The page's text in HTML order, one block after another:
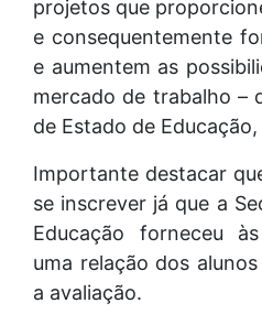
projetos que
e consequentemente
e aumentem as
mercado de trabalho –
de Estado de
Importante destacar
se inscrever já que a
Educação forneceu
uma relação dos
a avaliação.